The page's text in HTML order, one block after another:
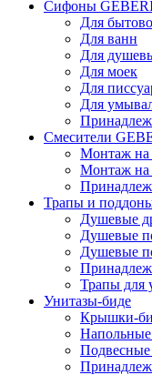
Сифоны
Для
Для ванн
Для
Для моек
Для
Для
Смесители
Монтаж на
Монтаж на
Трапы и
Душевые
Душевые
Душевые
Трапы для
Унитазы-биде
Крышки-
Подвесные